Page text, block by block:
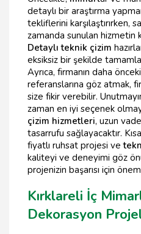
detaylı bir araştırma
tekliflerini karşılaştırırken,
zamanda sunulan hizmetin
Detaylı teknik çizim
eksiksiz bir şekilde
Ayrıca, firmanın daha
referanslarına göz atmak,
size fikir verebilir.
zaman en iyi seçenek
çizim hizmetleri, uzun
tasarrufu sağlayacaktır.
fiyatlı ruhsat projesi ve
kaliteyi ve deneyimi göz
projenizin başarısı için
Kırklareli İç
Dekorasyon